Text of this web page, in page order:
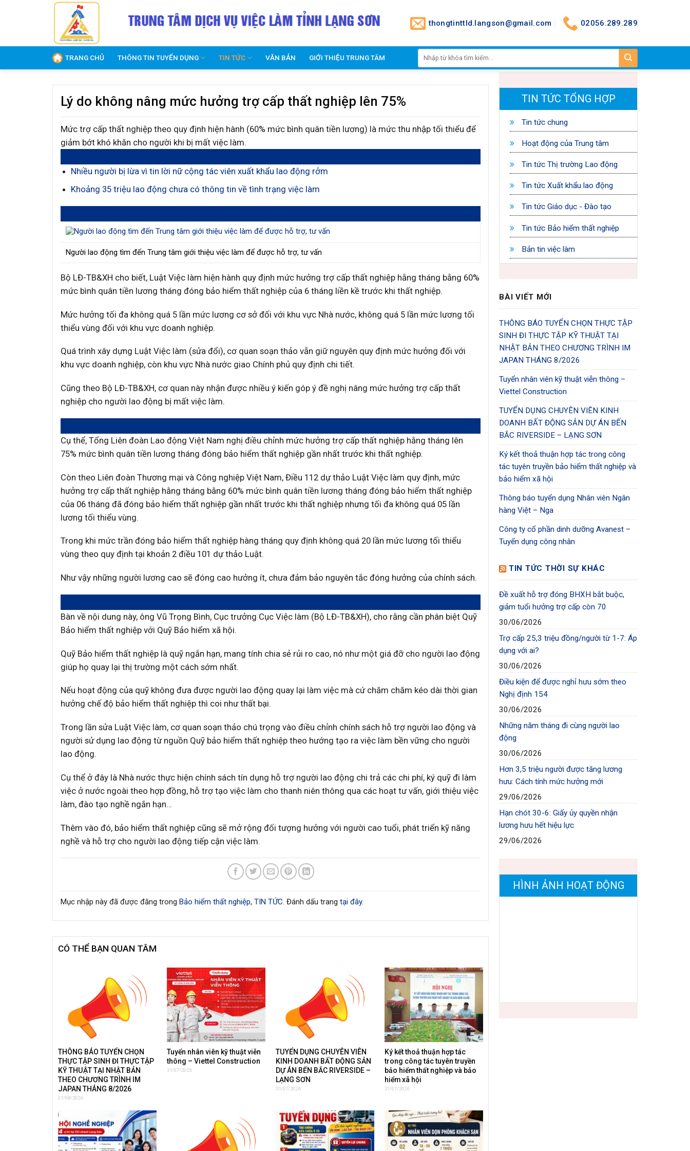
thongtinttld.langson@gmail.com 02056.289.289
TRANG CHỦ THÔNG TIN TUYỂN DỤNG TIN TỨC VĂN BẢN GIỚI THIỆU TRUNG TÂM
Lý do không nâng mức hưởng trợ cấp thất nghiệp lên 75%
Mức trợ cấp thất nghiệp theo quy định hiện hành (60% mức bình quân tiền lương) là mức thu nhập tối thiểu để
giảm bớt khó khăn cho người khi bị mất việc làm.
Nhiều người bị lừa vì tin lời nữ cộng tác viên xuất khẩu lao động rởm
Khoảng 35 triệu lao động chưa có thông tin về tình trạng việc làm
Người lao động tìm đến Trung tâm giới thiệu việc làm để được hỗ trợ, tư vấn
Bộ LĐ-TB&XH cho biết, Luật Việc làm hiện hành quy định mức hưởng trợ cấp thất nghiệp hằng tháng bằng 60%
mức bình quân tiền lương tháng đóng bảo hiểm thất nghiệp của 6 tháng liền kề trước khi thất nghiệp.
Mức hưởng tối đa không quá 5 lần mức lương cơ sở đối với khu vực Nhà nước, không quá 5 lần mức lương tối
thiểu vùng đối với khu vực doanh nghiệp.
Quá trình xây dựng Luật Việc làm (sửa đổi), cơ quan soạn thảo vẫn giữ nguyên quy định mức hưởng đối với
khu vực doanh nghiệp, còn khu vực Nhà nước giao Chính phủ quy định chi tiết.
Cũng theo Bộ LĐ-TB&XH, cơ quan này nhận được nhiều ý kiến góp ý đề nghị nâng mức hưởng trợ cấp thất
nghiệp cho người lao động bị mất việc làm.
Cụ thể, Tổng Liên đoàn Lao động Việt Nam nghị điều chỉnh mức hưởng trợ cấp thất nghiệp hằng tháng lên
75% mức bình quân tiền lương tháng đóng bảo hiểm thất nghiệp gần nhất trước khi thất nghiệp.
Còn theo Liên đoàn Thương mại và Công nghiệp Việt Nam, Điều 112 dự thảo Luật Việc làm quy định, mức
hưởng trợ cấp thất nghiệp hằng tháng bằng 60% mức bình quân tiền lương tháng đóng bảo hiểm thất nghiệp
của 06 tháng đã đóng bảo hiểm thất nghiệp gần nhất trước khi thất nghiệp nhưng tối đa không quá 05 lần
lương tối thiểu vùng.
Trong khi mức trần đóng bảo hiểm thất nghiệp hàng tháng quy định không quá 20 lần mức lương tối thiểu
vùng theo quy định tại khoản 2 điều 101 dự thảo Luật.
Như vậy những người lương cao sẽ đóng cao hưởng ít, chưa đảm bảo nguyên tắc đóng hưởng của chính sách.
Bàn về nội dung này, ông Vũ Trọng Bình, Cục trưởng Cục Việc làm (Bộ LĐ-TB&XH), cho rằng cần phân biệt Quỹ
Bảo hiểm thất nghiệp với Quỹ Bảo hiểm xã hội.
Quỹ Bảo hiểm thất nghiệp là quỹ ngắn hạn, mang tính chia sẻ rủi ro cao, nó như một giá đỡ cho người lao động
giúp họ quay lại thị trường một cách sớm nhất.
Nếu hoạt động của quỹ không đưa được người lao động quay lại làm việc mà cứ chăm chăm kéo dài thời gian
hưởng chế độ bảo hiểm thất nghiệp thì coi như thất bại.
Trong lần sửa Luật Việc làm, cơ quan soạn thảo chú trọng vào điều chỉnh chính sách hỗ trợ người lao động và
người sử dụng lao động từ nguồn Quỹ bảo hiểm thất nghiệp theo hướng tạo ra việc làm bền vững cho người
lao động.
Cụ thể ở đây là Nhà nước thực hiện chính sách tín dụng hỗ trợ người lao động chi trả các chi phí, ký quỹ đi làm
việc ở nước ngoài theo hợp đồng, hỗ trợ tạo việc làm cho thanh niên thông qua các hoạt tư vấn, giới thiệu việc
làm, đào tạo nghề ngắn hạn…
Thêm vào đó, bảo hiểm thất nghiệp cũng sẽ mở rộng đối tượng hưởng với người cao tuổi, phát triển kỹ năng
nghề và hỗ trợ cho người lao động tiếp cận việc làm.
Mục nhập này đã được đăng trong Bảo hiểm thất nghiệp, TIN TỨC. Đánh dấu trang tại đây.
CÓ THỂ BẠN QUAN TÂM
THÔNG BÁO TUYỂN CHỌN
THỰC TẬP SINH ĐI THỰC TẬP
KỸ THUẬT TẠI NHẬT BẢN
THEO CHƯƠNG TRÌNH IM
JAPAN THÁNG 8/2026
07/08/2026
Tuyển nhân viên kỹ thuật viễn
thông – Viettel Construction
31/07/2026
TUYỂN DỤNG CHUYÊN VIÊN
KINH DOANH BẤT ĐỘNG SẢN
DỰ ÁN BẾN BẮC RIVERSIDE –
LẠNG SƠN
31/07/2026
Ký kết thoả thuận hợp tác
trong công tác tuyên truyền
bảo hiểm thất nghiệp và bảo
hiểm xã hội
31/07/2026
TIN TỨC TỔNG HỢP
Tin tức chung
Hoạt động của Trung tâm
Tin tức Thị trường Lao động
Tin tức Xuất khẩu lao động
Tin tức Giáo dục - Đào tạo
Tin tức Bảo hiểm thất nghiệp
Bản tin việc làm
BÀI VIẾT MỚI
THÔNG BÁO TUYỂN CHỌN THỰC TẬP
SINH ĐI THỰC TẬP KỸ THUẬT TẠI
NHẬT BẢN THEO CHƯƠNG TRÌNH IM
JAPAN THÁNG 8/2026
Tuyển nhân viên kỹ thuật viễn thông –
Viettel Construction
TUYỂN DỤNG CHUYÊN VIÊN KINH
DOANH BẤT ĐỘNG SẢN DỰ ÁN BẾN
BẮC RIVERSIDE – LẠNG SƠN
Ký kết thoả thuận hợp tác trong công
tác tuyên truyền bảo hiểm thất nghiệp và
bảo hiểm xã hội
Thông báo tuyển dụng Nhân viên Ngân
hàng Việt – Nga
Công ty cổ phần dinh dưỡng Avanest –
Tuyển dụng công nhân
TIN TỨC THỜI SỰ KHÁC
Đề xuất hỗ trợ đóng BHXH bắt buộc,
giảm tuổi hưởng trợ cấp còn 70
30/06/2026
Trợ cấp 25,3 triệu đồng/người từ 1-7: Áp
dụng với ai?
30/06/2026
Điều kiện để được nghỉ hưu sớm theo
Nghị định 154
30/06/2026
Những năm tháng đi cùng người lao
động
30/06/2026
Hơn 3,5 triệu người được tăng lương
hưu: Cách tính mức hưởng mới
29/06/2026
Hạn chót 30-6: Giấy ủy quyền nhận
lương hưu hết hiệu lực
29/06/2026
HÌNH ẢNH HOẠT ĐỘNG